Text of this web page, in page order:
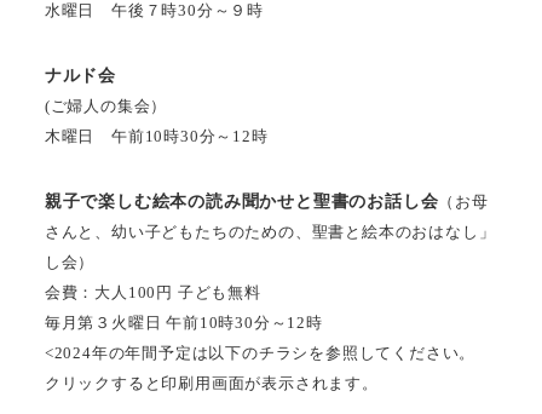
水曜日 午後７時30分～９時
ナルド会
(ご婦人の集会）
木曜日 午前10時30分～12時
親子で楽しむ絵本の読み聞かせと聖書のお話し会 （お母
さんと、幼い子どもたちのための、聖書と絵本のおはなし」
し会）
会費：大人100円 子ども無料
毎月第３火曜日 午前10時30分～12時
<2024年の年間予定は以下のチラシを参照してください。
クリックすると印刷用画面が表示されます。